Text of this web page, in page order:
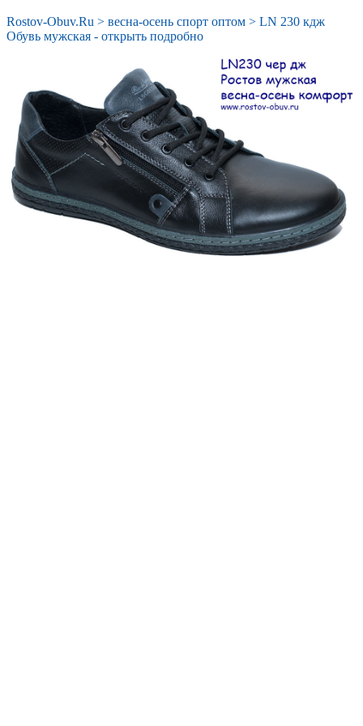
Rostov-Obuv.Ru > весна-осень спорт оптом > LN 230 кдж
Обувь мужская - открыть подробно